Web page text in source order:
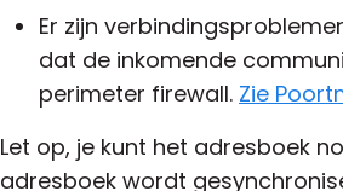
Er zijn
dat de inkomende
perimeter firewall. Zie
Let op, je kunt het adresboek
adresboek wordt